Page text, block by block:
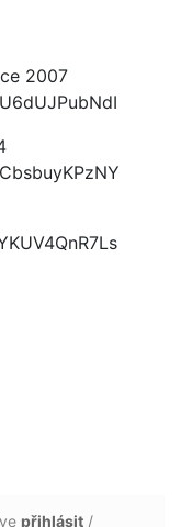
2007
přihlásit /